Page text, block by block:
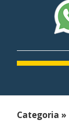
Categoria »